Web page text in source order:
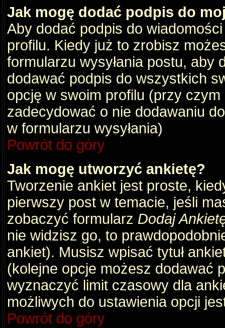
Jak mogę dodać podpis do
Aby dodać podpis do
profilu. Kiedy już to zrobisz
formularzu wysyłania postu,
dodawać podpis do wszystkich
opcję w swoim profilu (przy
zadecydować o nie dodawaniu
w formularzu wysyłania)
Powrót do góry
Jak mogę utworzyć ankietę?
Tworzenie ankiet jest proste,
pierwszy post w temacie, jeśli
zobaczyć formularz Dodaj
nie widzisz go, to
ankiet). Musisz wpisać tytuł
(kolejne opcje możesz dodawać
wyznaczyć limit czasowy dla
możliwych do ustawienia opcji
Powrót do góry